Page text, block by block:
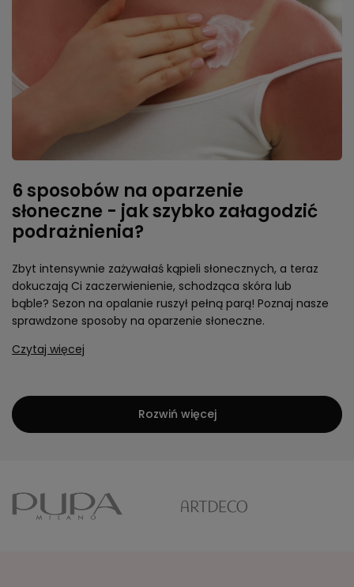
6 sposobów na oparzenie
słoneczne - jak szybko załagodzić
podrażnienia?
Zbyt intensywnie zażywałaś kąpieli słonecznych, a teraz
dokuczają Ci zaczerwienienie, schodząca skóra lub
bąble? Sezon na opalanie ruszył pełną parą! Poznaj nasze
sprawdzone sposoby na oparzenie słoneczne.
Czytaj więcej
Rozwiń więcej